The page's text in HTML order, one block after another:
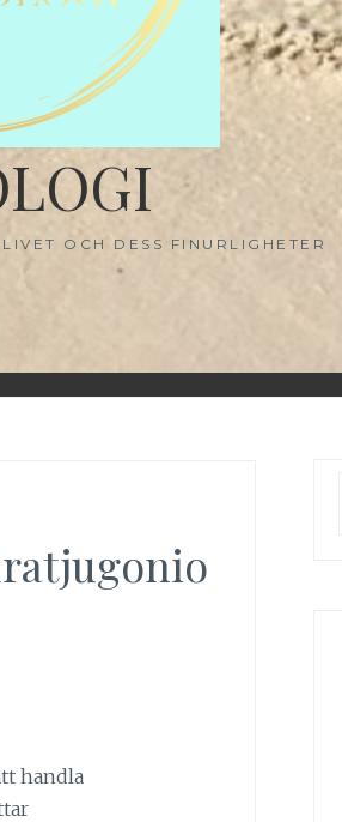
OCH DESS FINURLIGHETER
handla